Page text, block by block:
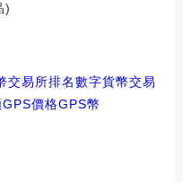
)
交易所排名數字貨幣交易
價格GPS幣